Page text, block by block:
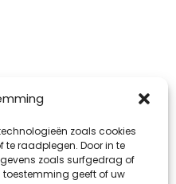
zoals cookies
raadplegen. Door in te
zoals surfgedrag of
toestemming geeft of uw